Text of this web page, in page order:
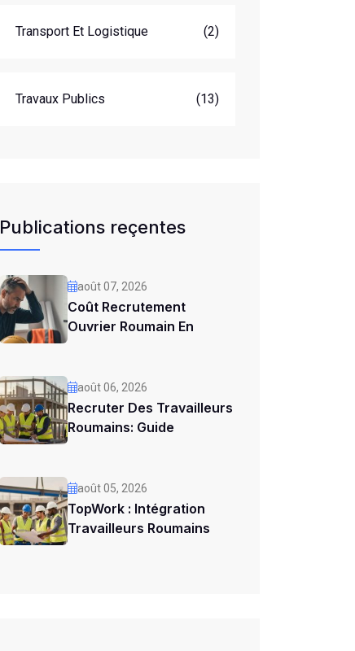
Transport Et Logistique (2)
Travaux Publics (13)
Publications reçentes
août 07, 2026
Coût Recrutement
Ouvrier Roumain En
août 06, 2026
Recruter Des Travailleurs
Roumains: Guide
août 05, 2026
TopWork : Intégration
Travailleurs Roumains